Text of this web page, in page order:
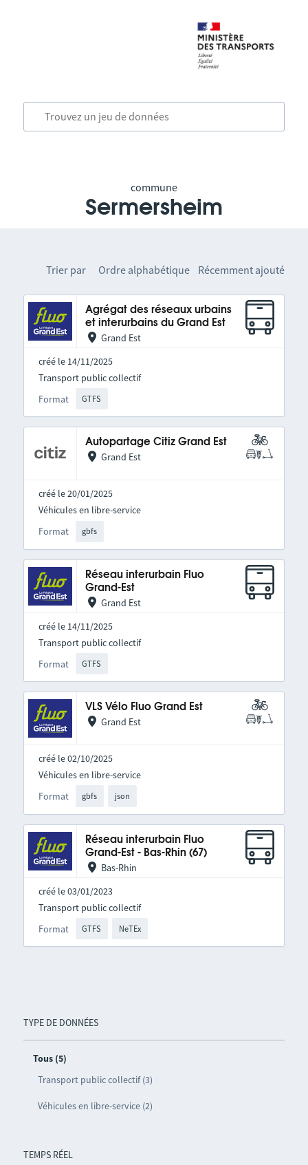
commune
Sermersheim
TYPE DE DONNÉES
Tous (5)
Transport public collectif (3)
Véhicules en libre-service (2)
TEMPS RÉEL
Trier par Ordre alphabétique Récemment ajouté
Agrégat des réseaux urbains
et interurbains du Grand Est
Grand Est
créé le 14/11/2025
Format GTFS
Transport public collectif
Autopartage Citiz Grand Est
Grand Est
créé le 20/01/2025
Format gbfs
Véhicules en libre-service
Réseau interurbain Fluo
Grand-Est
Grand Est
créé le 14/11/2025
Format GTFS
Transport public collectif
VLS Vélo Fluo Grand Est
Grand Est
créé le 02/10/2025
Format gbfs json
Véhicules en libre-service
Réseau interurbain Fluo
Grand-Est - Bas-Rhin (67)
Bas-Rhin
créé le 03/01/2023
Format GTFS NeTEx
Transport public collectif